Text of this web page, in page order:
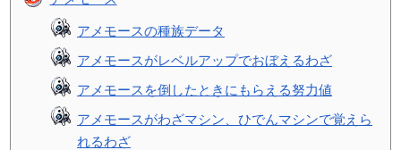
アメモースの種族データ
アメモースがレベルアップでおぼえるわざ
アメモースを倒したときにもらえる努力値
アメモースがわざマシン、ひでんマシンで覚えら
れるわざ